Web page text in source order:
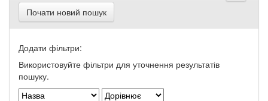
Почати новий пошук
Додати фільтри:
Використовуйте фільтри для уточнення результатів
пошуку.